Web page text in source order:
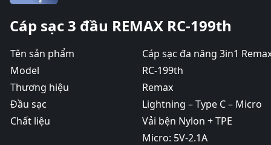
Cáp sạc 3 đầu REMAX RC-199th
Tên sản phẩm
Cáp sạc đa năng 3in1
Model
RC-199th
Thương hiệu
Remax
Đầu sạc
Lightning – Type C – Micro
Chất liệu
Vải bện Nylon + TPE
Micro: 5V-2.1A